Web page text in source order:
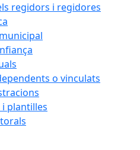
regidors i regidores
o vinculats
plantilles